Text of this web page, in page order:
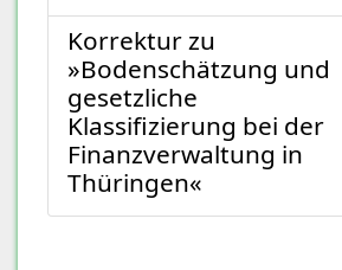
Korrektur zu
»Bodenschätzung und
gesetzliche
Klassifizierung bei der
Finanzverwaltung in
Thüringen«